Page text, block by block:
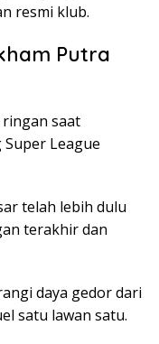
resmi klub.
Putra
ringan saat
League
telah lebih dulu
terakhir dan
daya gedor dari
satu lawan satu.